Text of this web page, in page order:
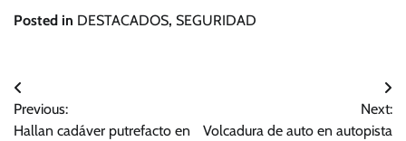
Posted in DESTACADOS, SEGURIDAD
Navegación
de
Previous:
Hallan cadáver putrefacto en
Next:
Volcadura de auto en autopista